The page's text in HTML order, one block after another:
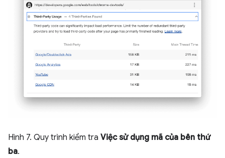
Hình 7. Quy trình kiểm tra Việc sử dụng mã của bên thứ
ba.